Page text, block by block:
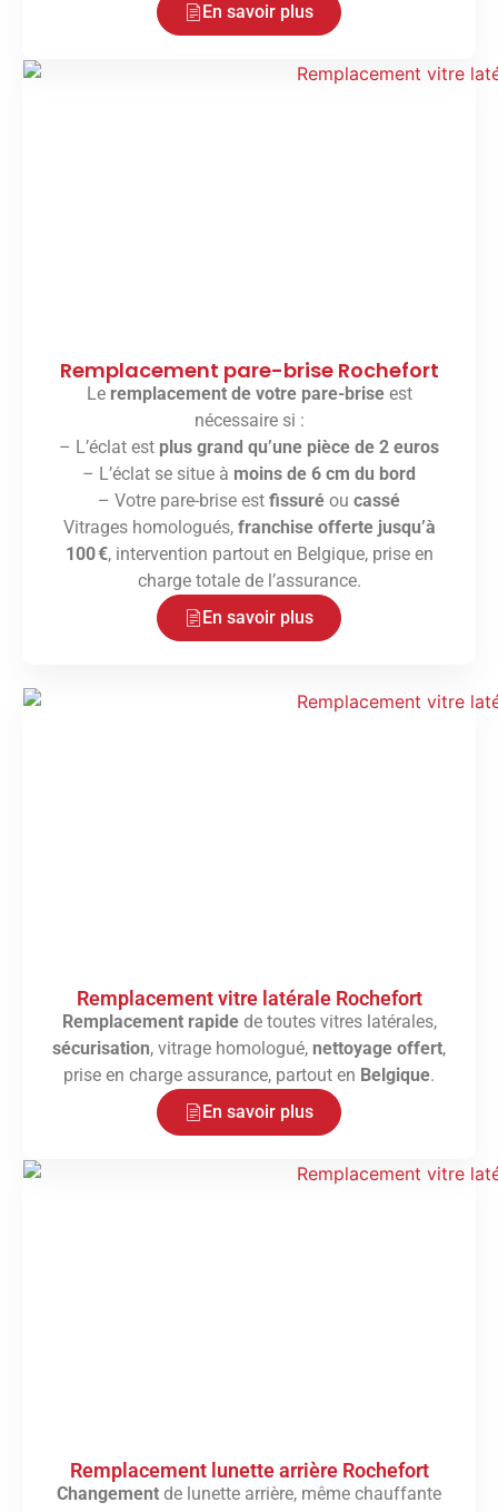
En savoir plus
Remplacement pare-brise Rochefort
Le remplacement de votre pare-briseest
nécessaire si :
– L’éclat est plus grand qu’une pièce de 2 euros
– L’éclat se situe à moins de 6 cm du bord
– Votre pare-brise est fissuré ou cassé
Vitrages homologués, franchise offerte jusqu’à
100 €, intervention partout en Belgique, prise en
charge totale de l’assurance.
En savoir plus
Remplacement vitre latérale Rochefort
Remplacement rapidede toutes vitres latérales,
sécurisation, vitrage homologué, nettoyage offert,
prise en charge assurance, partout en Belgique.
En savoir plus
Remplacement lunette arrière Rochefort
Changement de lunette arrière, même chauffante